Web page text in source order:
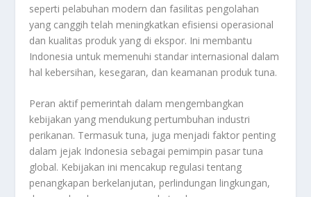
seperti pelabuhan modern dan fasilitas pengolahan
yang canggih telah meningkatkan efisiensi operasional
dan kualitas produk yang di ekspor. Ini membantu
Indonesia untuk memenuhi standar internasional dalam
hal kebersihan, kesegaran, dan keamanan produk tuna.
Peran aktif pemerintah dalam mengembangkan
kebijakan yang mendukung pertumbuhan industri
perikanan. Termasuk tuna, juga menjadi faktor penting
dalam jejak Indonesia sebagai pemimpin pasar tuna
global. Kebijakan ini mencakup regulasi tentang
penangkapan berkelanjutan, perlindungan lingkungan,